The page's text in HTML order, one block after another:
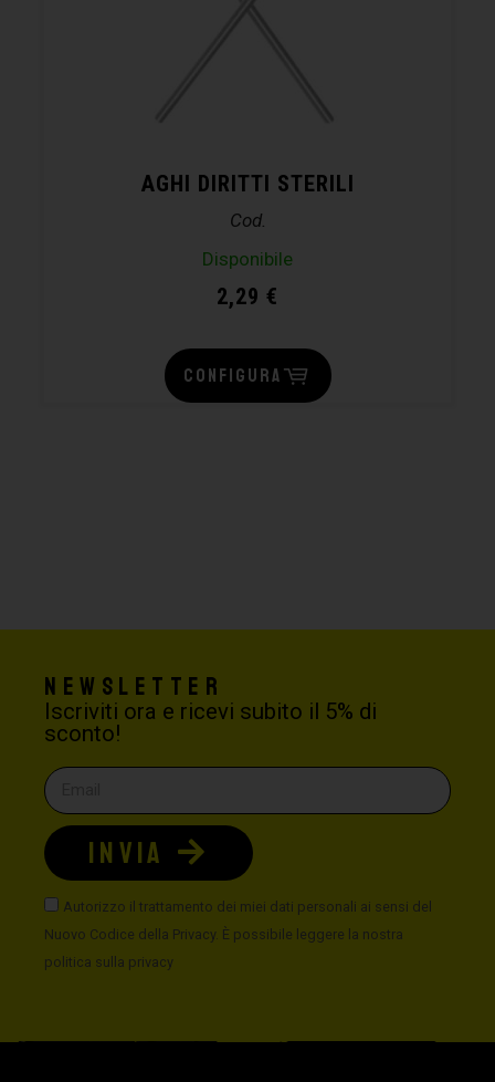
AGHI DIRITTI STERILI
Cod.
Disponibile
2,29 €
CONFIGURA
Newsletter
Iscriviti ora e ricevi subito il 5% di
sconto!
Autorizzo il trattamento dei miei dati personali ai sensi del
Nuovo Codice della Privacy. È possibile leggere la nostra
politica sulla privacy
INVIA